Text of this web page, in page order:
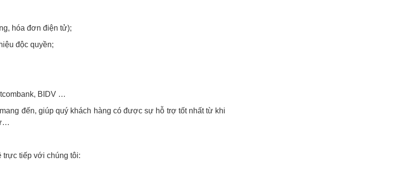
hóa đơn điện tử);
độc quyền;
BIDV …
đến, giúp quý khách hàng có được sự hỗ trợ tốt nhất từ khi
trực tiếp với chúng tôi: